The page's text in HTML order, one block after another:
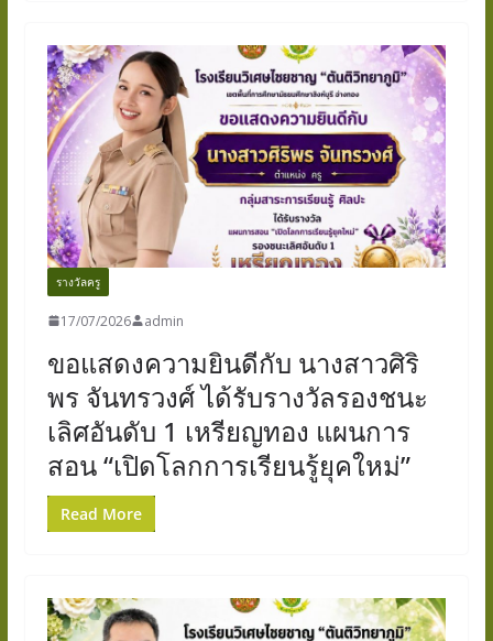
รางวัลครู
17/07/2026 admin
ขอแสดงความยินดีกับ นางสาวศิริ
พร จันทรวงศ์ ได้รับรางวัลรองชนะ
เลิศอันดับ 1 เหรียญทอง แผนการ
สอน “เปิดโลกการเรียนรู้ยุคใหม่”
Read More